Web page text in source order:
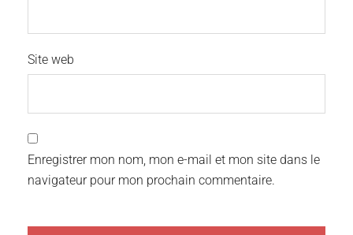
Site web
Enregistrer mon nom, mon e-mail et mon site dans le
navigateur pour mon prochain commentaire.